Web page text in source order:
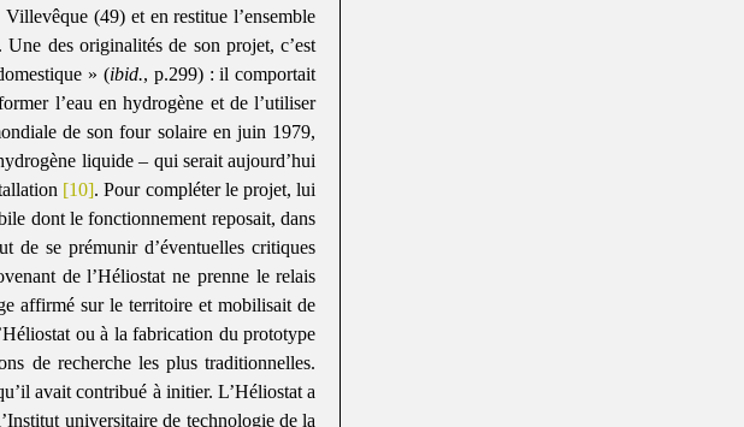
(49) et en restitue l’ensemble
Une des originalités de son projet, c’est
» (ibid., p.299) : il comportait
l’eau en hydrogène et de l’utiliser
de son four solaire en juin 1979,
liquide – qui serait aujourd’hui
[10]. Pour compléter le projet, lui
dont le fonctionnement reposait, dans
se prémunir d’éventuelles critiques
de l’Héliostat ne prenne le relais
affirmé sur le territoire et mobilisait de
ou à la fabrication du prototype
de recherche les plus traditionnelles.
avait contribué à initier. L’Héliostat a
universitaire de technologie de la